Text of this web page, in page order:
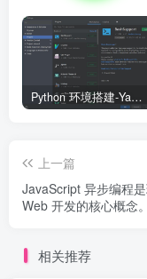
Python 环境搭建-Yave520-专业开发者社区
上一篇
JavaScript 异步编程
Web 开发的核心概念
Promise 的出现改善了
相关推荐